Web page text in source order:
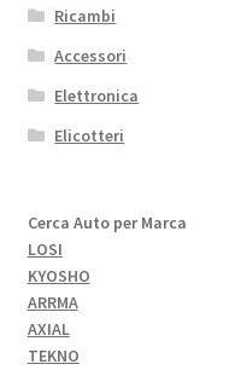
Ricambi
Accessori
Elettronica
Elicotteri
Cerca Auto per Marca
LOSI
KYOSHO
ARRMA
AXIAL
TEKNO